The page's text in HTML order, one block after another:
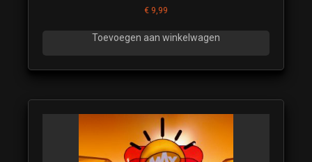
€ 9,99
Toevoegen aan winkelwagen